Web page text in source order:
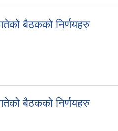
बैठकको निर्णयहरु
बैठकको निर्णयहरु